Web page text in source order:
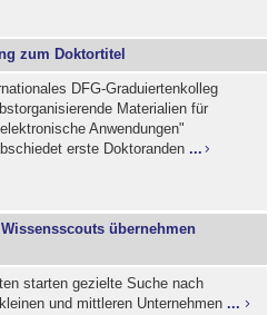
zum Doktortitel
DFG-Graduiertenkolleg
Materialien für
Anwendungen"
erste Doktoranden ...
übernehmen
starten gezielte Suche nach
und mittleren Unternehmen...